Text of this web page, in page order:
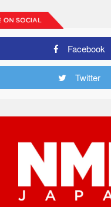
Facebook
Twitter